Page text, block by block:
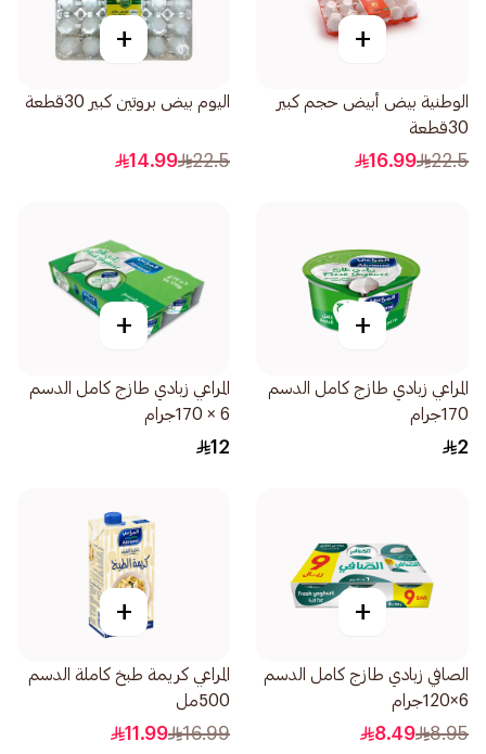
+
الوطنية بيض أبيض حجم كبير
30قطعة
22.5
16.99
+
اليوم بيض بروتين كبير 30قطعة
22.5
14.99
+
المراعي زبادي طازج كامل الدسم
170جرام
2
+
المراعي زبادي طازج كامل الدسم
6 × 170جرام
12
+
الصافي زبادي طازج كامل الدسم
6×120جرام
8.95
8.49
+
المراعي كريمة طبخ كاملة الدسم
500مل
16.99
11.99